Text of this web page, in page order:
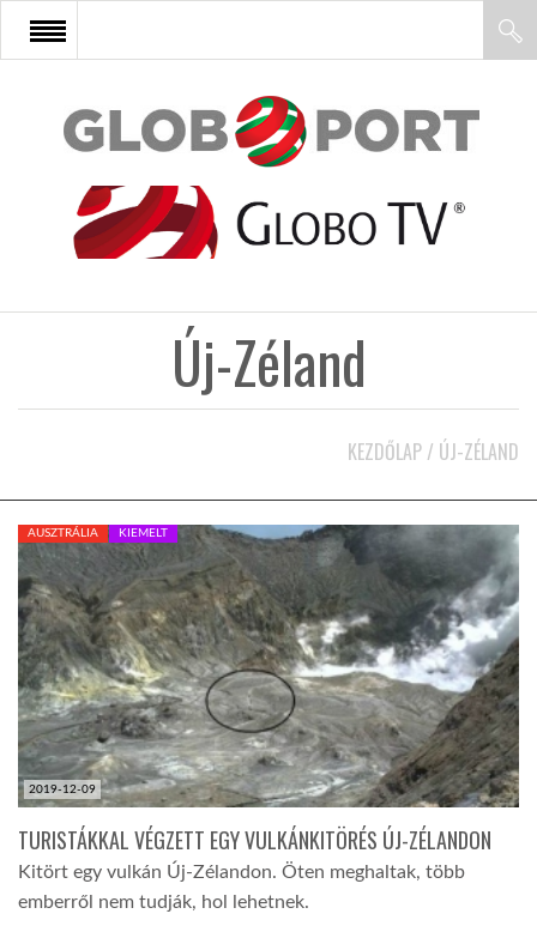
FŐOLDAL
AFRIKA
KÖZEL-KELET
AUSZTRÁLIA
A VILÁG ITTHON
Új-Zéland
KEZDŐLAP / ÚJ-ZÉLAND
2019-12-09
AUSZTRÁLIA KIEMELT
TURISTÁKKAL VÉGZETT EGY VULKÁNKITÖRÉS ÚJ-ZÉLANDON
Kitört egy vulkán Új-Zélandon. Öten meghaltak, több
emberről nem tudják, hol lehetnek.